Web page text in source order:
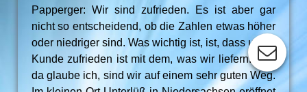
Papperger: Wir sind zufrieden. Es ist aber gar
nicht so entscheidend, ob die Zahlen etwas höher
oder niedriger sind. Was wichtig ist, ist, dass unser
Kunde zufrieden ist mit dem, was wir liefern. Und
da glaube ich, sind wir auf einem sehr guten Weg.